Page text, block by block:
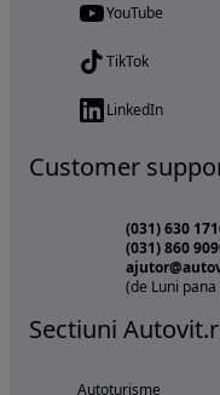
YouTube
TikTok
LinkedIn
Customer
(031) 630
(031) 860
(de Luni
Sectiuni
Autoturisme